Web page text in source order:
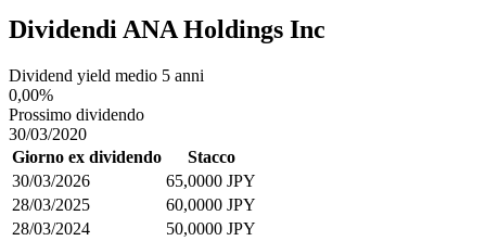
Dividendi ANA Holdings Inc
Dividend yield medio 5 anni
0,00%
Prossimo dividendo
30/03/2020
Giorno ex dividendo
Stacco
30/03/2026
65,0000 JPY
28/03/2025
60,0000 JPY
28/03/2024
50,0000 JPY